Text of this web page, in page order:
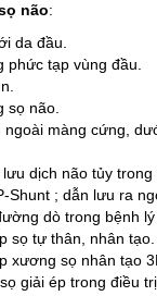
não:
da đầu.
phức tạp vùng đầu.
sọ não.
ngoài màng cứng,
dịch não tủy trong
Shunt ; dẫn lưu ra
dò trong bệnh lý
tự thân, nhân tạo.
sọ nhân tạo
ép trong điều trị